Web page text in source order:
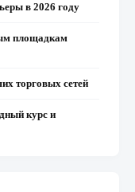
в 2026 году
площадкам
торговых сетей
курс и